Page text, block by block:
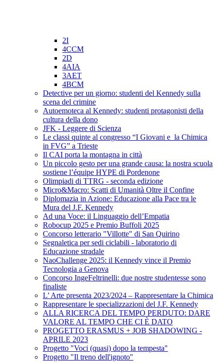
2I
4CCM
2D
4AIA
3AET
4BCM
Detective per un giorno: studenti del Kennedy sulla
scena del crimine
Autoemoteca al Kennedy: studenti protagonisti della
cultura della dono
JFK - Leggere di Scienza
Le classi quinte al congresso “I Giovani e la Chimica
in FVG” a Trieste
Il CAI porta la montagna in città
Un piccolo gesto per una grande causa: la nostra scuola
sostiene l’équipe HYPE di Pordenone
Olimpiadi di TTRG - seconda edizione
Micro&Macro: Scatti di Umanità Oltre il Confine
Diplomazia in Azione: Educazione alla Pace tra le
Mura del J.F. Kennedy
Ad una Voce: il Linguaggio dell’Empatia
Robocup 2025 e Premio Buffoli 2025
Concorso letterario "Villotte" di San Quirino
Segnaletica per sedi ciclabili - laboratorio di
Educazione stradale
NaoChallenge 2025: il Kennedy vince il Premio
Tecnologia a Genova
Concorso IngeFeltrinelli: due nostre studentesse sono
finaliste
L’ Arte presenta 2023/2024 – Rappresentare la Chimica
Rappresentare le specializzazioni del J.F. Kennedy
ALLA RICERCA DEL TEMPO PERDUTO: DARE
VALORE AL TEMPO CHE CI È DATO
PROGETTO ERASMUS + JOB SHADOWING -
APRILE 2023
Progetto "Voci (quasi) dopo la tempesta"
Progetto "Il treno dell'ignoto"